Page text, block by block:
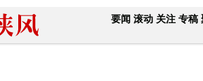
要闻 滚动 关注 专稿